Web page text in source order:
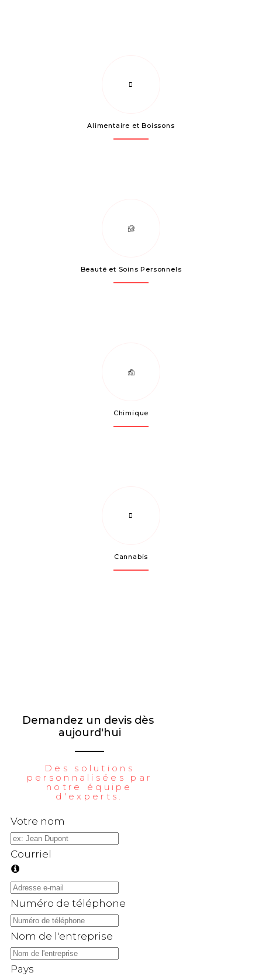
Alimentaire et Boissons
Beauté et Soins Personnels
Chimique
Cannabis
Demandez un devis dès
aujourd'hui
Des solutions
personnalisées par
notre équipe
d'experts.
Votre nom
Courriel
Numéro de téléphone
Nom de l'entreprise
Pays